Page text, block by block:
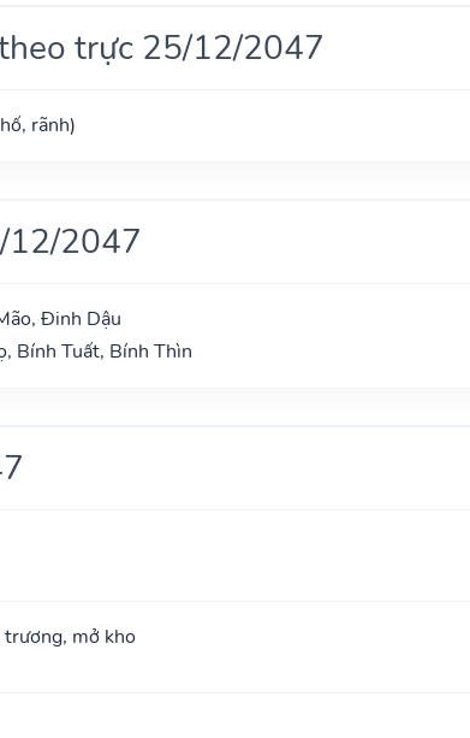
trực 25/12/2047
rãnh)
12/2047
Đinh Dậu
Bính Tuất, Bính Thìn
trương, mở kho